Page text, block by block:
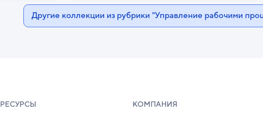
Другие коллекции из рубрики "Управление рабочими
РЕСУРСЫ КОМПАНИЯ